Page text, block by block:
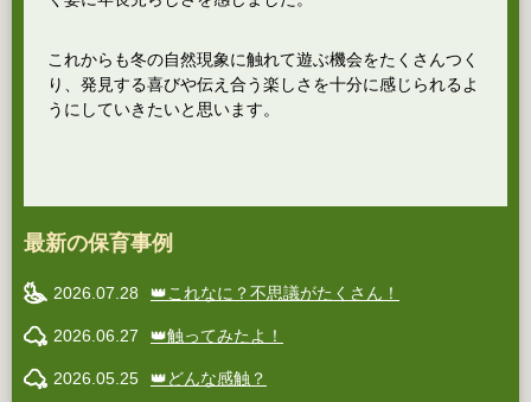
これからも冬の自然現象に触れて遊ぶ機会をたくさんつく
り、発見する喜びや伝え合う楽しさを十分に感じられるよ
うにしていきたいと思います。
最新の保育事例
2026.07.28 👑これなに？不思議がたくさん！
2026.06.27 👑触ってみたよ！
2026.05.25 👑どんな感触？